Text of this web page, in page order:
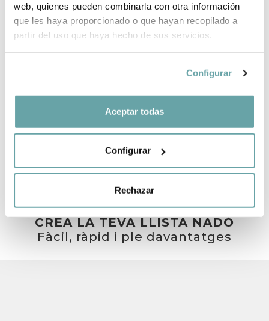
web, quienes pueden combinarla con otra información
que les haya proporcionado o que hayan recopilado a
partir del uso que haya hecho de sus servicios.
Configurar
Aceptar todas
Configurar
Rechazar
COMPARTIR
ALTRES CLIENTS TAMBÉ VAN VEURE
CREA LA TEVA LLISTA NADÓ
Fàcil, ràpid i ple davantatges